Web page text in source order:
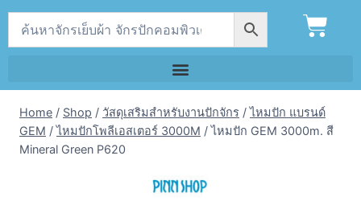
Home / Shop / วัสดุเสริมสำหรับงานปักจักร / ไหมปัก แบรนด์
GEM / ไหมปักโพลีเอสเตอร์ 3000M / ไหมปัก GEM 3000m. สี
Mineral Green P620